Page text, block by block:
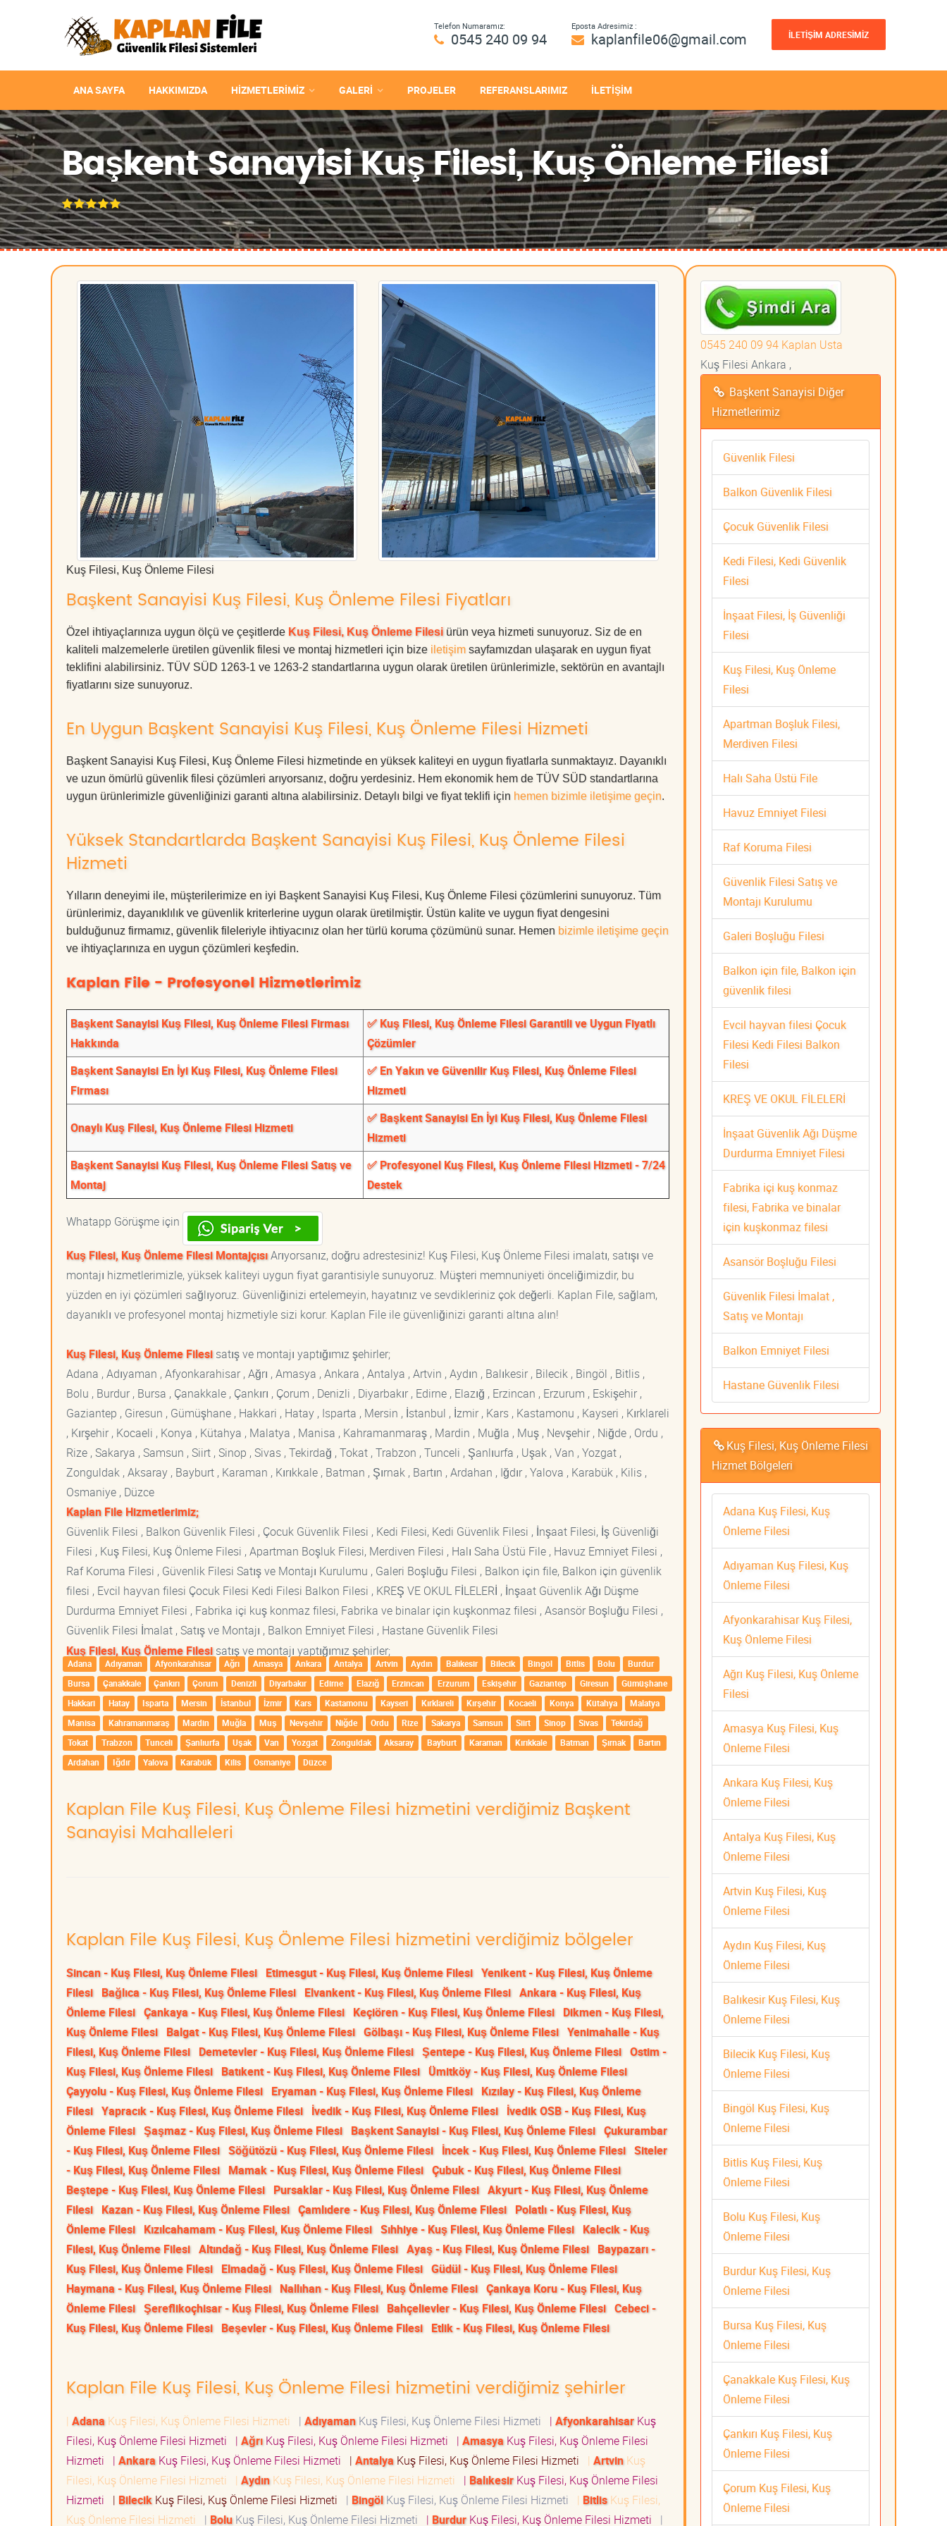
Telefon Numaramız:
0545 240 09 94
Eposta Adresimiz :
kaplanfile06@gmail.com İLETİŞİM ADRESİMİZ
ANA SAYFA HAKKIMIZDA HIZMETLERIMIZ GALERİ PROJELER REFERANSLARIMIZ İLETİŞİM
Başkent Sanayisi Kuş Filesi, Kuş Önleme Filesi
Kuş Filesi, Kuş Önleme Filesi
Başkent Sanayisi Kuş Filesi, Kuş Önleme Filesi Fiyatları
Özel ihtiyaçlarınıza uygun ölçü ve çeşitlerde Kuş Filesi, Kuş Önleme Filesi ürün veya hizmeti sunuyoruz. Siz de en
kaliteli malzemelerle üretilen güvenlik filesi ve montaj hizmetleri için bize iletişim sayfamızdan ulaşarak en uygun fiyat
teklifini alabilirsiniz. TÜV SÜD 1263-1 ve 1263-2 standartlarına uygun olarak üretilen ürünlerimizle, sektörün en avantajlı
fiyatlarını size sunuyoruz.
En Uygun Başkent Sanayisi Kuş Filesi, Kuş Önleme Filesi Hizmeti
Başkent Sanayisi Kuş Filesi, Kuş Önleme Filesi hizmetinde en yüksek kaliteyi en uygun fiyatlarla sunmaktayız. Dayanıklı
ve uzun ömürlü güvenlik filesi çözümleri arıyorsanız, doğru yerdesiniz. Hem ekonomik hem de TÜV SÜD standartlarına
uygun ürünlerimizle güvenliğinizi garanti altına alabilirsiniz. Detaylı bilgi ve fiyat teklifi için hemen bizimle iletişime geçin.
Yüksek Standartlarda Başkent Sanayisi Kuş Filesi, Kuş Önleme Filesi
Hizmeti
Yılların deneyimi ile, müşterilerimize en iyi Başkent Sanayisi Kuş Filesi, Kuş Önleme Filesi çözümlerini sunuyoruz. Tüm
ürünlerimiz, dayanıklılık ve güvenlik kriterlerine uygun olarak üretilmiştir. Üstün kalite ve uygun fiyat dengesini
bulduğunuz firmamız, güvenlik fileleriyle ihtiyacınız olan her türlü koruma çözümünü sunar. Hemen bizimle iletişime geçin
ve ihtiyaçlarınıza en uygun çözümleri keşfedin.
Kaplan File - Profesyonel Hizmetlerimiz
Başkent Sanayisi Kuş Filesi, Kuş Önleme Filesi Firması
Hakkında
✅ Kuş Filesi, Kuş Önleme Filesi Garantili ve Uygun Fiyatlı
Çözümler
Başkent Sanayisi En İyi Kuş Filesi, Kuş Önleme Filesi
Firması
✅ En Yakın ve Güvenilir Kuş Filesi, Kuş Önleme Filesi
Hizmeti
Onaylı Kuş Filesi, Kuş Önleme Filesi Hizmeti
✅ Başkent Sanayisi En İyi Kuş Filesi, Kuş Önleme Filesi
Hizmeti
Başkent Sanayisi Kuş Filesi, Kuş Önleme Filesi Satış ve
Montaj
✅ Profesyonel Kuş Filesi, Kuş Önleme Filesi Hizmeti - 7/24
Destek
Whatapp Görüşme için
Kuş Filesi, Kuş Önleme Filesi MontajçısıArıyorsanız, doğru adrestesiniz! Kuş Filesi, Kuş Önleme Filesi imalatı, satışı ve
montajı hizmetlerimizle, yüksek kaliteyi uygun fiyat garantisiyle sunuyoruz. Müşteri memnuniyeti önceliğimizdir, bu
yüzden en iyi çözümleri sağlıyoruz. Güvenliğinizi ertelemeyin, hayatınız ve sevdikleriniz çok değerli. Kaplan File, sağlam,
dayanıklı ve profesyonel montaj hizmetiyle sizi korur. Kaplan File ile güvenliğinizi garanti altına alın!
Kuş Filesi, Kuş Önleme Filesisatış ve montajı yaptığımız şehirler;
Adana , Adıyaman , Afyonkarahisar , Ağrı , Amasya , Ankara , Antalya , Artvin , Aydın , Balıkesir , Bilecik , Bingöl , Bitlis ,
Bolu , Burdur , Bursa , Çanakkale , Çankırı , Çorum , Denizli , Diyarbakır , Edirne , Elazığ , Erzincan , Erzurum , Eskişehir ,
Gaziantep , Giresun , Gümüşhane , Hakkari , Hatay , Isparta , Mersin , İstanbul , İzmir , Kars , Kastamonu , Kayseri , Kırklareli
, Kırşehir , Kocaeli , Konya , Kütahya , Malatya , Manisa , Kahramanmaraş , Mardin , Muğla , Muş , Nevşehir , Niğde , Ordu ,
Rize , Sakarya , Samsun , Siirt , Sinop , Sivas , Tekirdağ , Tokat , Trabzon , Tunceli , Şanlıurfa , Uşak , Van , Yozgat ,
Zonguldak , Aksaray , Bayburt , Karaman , Kırıkkale , Batman , Şırnak , Bartın , Ardahan , Iğdır , Yalova , Karabük , Kilis ,
Osmaniye , Düzce
Kaplan File Hizmetlerimiz;
Güvenlik Filesi , Balkon Güvenlik Filesi , Çocuk Güvenlik Filesi , Kedi Filesi, Kedi Güvenlik Filesi , İnşaat Filesi, İş Güvenliği
Filesi , Kuş Filesi, Kuş Önleme Filesi , Apartman Boşluk Filesi, Merdiven Filesi , Halı Saha Üstü File , Havuz Emniyet Filesi ,
Raf Koruma Filesi , Güvenlik Filesi Satış ve Montajı Kurulumu , Galeri Boşluğu Filesi , Balkon için file, Balkon için güvenlik
filesi , Evcil hayvan filesi Çocuk Filesi Kedi Filesi Balkon Filesi , KREŞ VE OKUL FİLELERİ , İnşaat Güvenlik Ağı Düşme
Durdurma Emniyet Filesi , Fabrika içi kuş konmaz filesi, Fabrika ve binalar için kuşkonmaz filesi , Asansör Boşluğu Filesi ,
Güvenlik Filesi İmalat , Satış ve Montajı , Balkon Emniyet Filesi , Hastane Güvenlik Filesi
Kuş Filesi, Kuş Önleme Filesisatış ve montajı yaptığımız şehirler;
Adana Adıyaman Afyonkarahisar Ağrı Amasya Ankara Antalya Artvin Aydın Balıkesir Bilecik Bingöl Bitlis Bolu
Burdur
Bursa
Çanakkale Çankırı Çorum Denizli Diyarbakır Edirne Elazığ Erzincan Erzurum Eskişehir Gaziantep Giresun
Gümüşhane
Hakkari
Hatay Isparta Mersin İstanbul İzmir Kars Kastamonu Kayseri Kırklareli Kırşehir Kocaeli Konya Kütahya
Malatya
Manisa
Kahramanmaraş Mardin Muğla Muş Nevşehir Niğde Ordu Rize Sakarya Samsun Siirt Sinop Sivas
Tekirdağ
Tokat
Trabzon Tunceli Şanlıurfa Uşak Van Yozgat Zonguldak Aksaray Bayburt Karaman Kırıkkale Batman Şırnak
Bartın
Ardahan
Iğdır Yalova Karabük Kilis Osmaniye Düzce
Kaplan File Kuş Filesi, Kuş Önleme Filesi hizmetini verdiğimiz Başkent
Sanayisi Mahalleleri
Kaplan File Kuş Filesi, Kuş Önleme Filesi hizmetini verdiğimiz bölgeler
Sincan - Kuş Filesi, Kuş Önleme Filesi Etimesgut - Kuş Filesi, Kuş Önleme Filesi Yenikent - Kuş Filesi, Kuş Önleme
Filesi Bağlıca - Kuş Filesi, Kuş Önleme Filesi Elvankent - Kuş Filesi, Kuş Önleme Filesi Ankara - Kuş Filesi, Kuş
Önleme Filesi Çankaya - Kuş Filesi, Kuş Önleme Filesi Keçiören - Kuş Filesi, Kuş Önleme Filesi Dikmen - Kuş Filesi,
Kuş Önleme Filesi Balgat - Kuş Filesi, Kuş Önleme Filesi Gölbaşı - Kuş Filesi, Kuş Önleme Filesi Yenimahalle - Kuş
Filesi, Kuş Önleme Filesi Demetevler - Kuş Filesi, Kuş Önleme Filesi Şentepe - Kuş Filesi, Kuş Önleme Filesi Ostim -
Kuş Filesi, Kuş Önleme Filesi Batıkent - Kuş Filesi, Kuş Önleme Filesi Ümitköy - Kuş Filesi, Kuş Önleme Filesi
Çayyolu - Kuş Filesi, Kuş Önleme Filesi Eryaman - Kuş Filesi, Kuş Önleme Filesi Kızılay - Kuş Filesi, Kuş Önleme
Filesi Yapracık - Kuş Filesi, Kuş Önleme Filesi İvedik - Kuş Filesi, Kuş Önleme Filesi İvedik OSB - Kuş Filesi, Kuş
Önleme Filesi Şaşmaz - Kuş Filesi, Kuş Önleme Filesi Başkent Sanayisi - Kuş Filesi, Kuş Önleme Filesi Çukurambar
- Kuş Filesi, Kuş Önleme Filesi Söğütözü - Kuş Filesi, Kuş Önleme Filesi İncek - Kuş Filesi, Kuş Önleme Filesi Siteler
- Kuş Filesi, Kuş Önleme Filesi Mamak - Kuş Filesi, Kuş Önleme Filesi Çubuk - Kuş Filesi, Kuş Önleme Filesi
Beştepe - Kuş Filesi, Kuş Önleme Filesi Pursaklar - Kuş Filesi, Kuş Önleme Filesi Akyurt - Kuş Filesi, Kuş Önleme
Filesi Kazan - Kuş Filesi, Kuş Önleme Filesi Çamlıdere - Kuş Filesi, Kuş Önleme Filesi Polatlı - Kuş Filesi, Kuş
Önleme Filesi Kızılcahamam - Kuş Filesi, Kuş Önleme Filesi Sıhhiye - Kuş Filesi, Kuş Önleme Filesi Kalecik - Kuş
Filesi, Kuş Önleme Filesi Altındağ - Kuş Filesi, Kuş Önleme Filesi Ayaş - Kuş Filesi, Kuş Önleme Filesi Baypazarı -
Kuş Filesi, Kuş Önleme Filesi Elmadağ - Kuş Filesi, Kuş Önleme Filesi Güdül - Kuş Filesi, Kuş Önleme Filesi
Haymana - Kuş Filesi, Kuş Önleme Filesi Nallıhan - Kuş Filesi, Kuş Önleme Filesi Çankaya Koru - Kuş Filesi, Kuş
Önleme Filesi Şereflikoçhisar - Kuş Filesi, Kuş Önleme Filesi Bahçelievler - Kuş Filesi, Kuş Önleme Filesi Cebeci -
Kuş Filesi, Kuş Önleme Filesi Beşevler - Kuş Filesi, Kuş Önleme Filesi Etlik - Kuş Filesi, Kuş Önleme Filesi
Kaplan File Kuş Filesi, Kuş Önleme Filesi hizmetini verdiğimiz şehirler
| Adana Kuş Filesi, Kuş Önleme Filesi Hizmeti | AdıyamanKuş Filesi, Kuş Önleme Filesi Hizmeti | Afyonkarahisar Kuş
Filesi, Kuş Önleme Filesi Hizmeti
| AğrıKuş Filesi, Kuş Önleme Filesi Hizmeti | Amasya Kuş Filesi, Kuş Önleme Filesi
Hizmeti
| Ankara Kuş Filesi, Kuş Önleme Filesi Hizmeti | Antalya Kuş Filesi, Kuş Önleme Filesi Hizmeti | ArtvinKuş
Filesi, Kuş Önleme Filesi Hizmeti
| AydınKuş Filesi, Kuş Önleme Filesi Hizmeti | Balıkesir Kuş Filesi, Kuş Önleme Filesi
Hizmeti
| Bilecik Kuş Filesi, Kuş Önleme Filesi Hizmeti | BingölKuş Filesi, Kuş Önleme Filesi Hizmeti | BitlisKuş Filesi,
Kuş Önleme Filesi Hizmeti
| BoluKuş Filesi, Kuş Önleme Filesi Hizmeti | Burdur Kuş Filesi, Kuş Önleme Filesi Hizmeti |
0545 240 09 94 Kaplan Usta
Kuş Filesi Ankara ,
Başkent Sanayisi Diğer
Hizmetlerimiz
Güvenlik Filesi
Balkon Güvenlik Filesi
Çocuk Güvenlik Filesi
Kedi Filesi, Kedi Güvenlik
Filesi
İnşaat Filesi, İş Güvenliği
Filesi
Kuş Filesi, Kuş Önleme
Filesi
Apartman Boşluk Filesi,
Merdiven Filesi
Halı Saha Üstü File
Havuz Emniyet Filesi
Raf Koruma Filesi
Güvenlik Filesi Satış ve
Montajı Kurulumu
Galeri Boşluğu Filesi
Balkon için file, Balkon için
güvenlik filesi
Evcil hayvan filesi Çocuk
Filesi Kedi Filesi Balkon
Filesi
KREŞ VE OKUL FİLELERİ
İnşaat Güvenlik Ağı Düşme
Durdurma Emniyet Filesi
Fabrika içi kuş konmaz
filesi, Fabrika ve binalar
için kuşkonmaz filesi
Asansör Boşluğu Filesi
Güvenlik Filesi İmalat ,
Satış ve Montajı
Balkon Emniyet Filesi
Hastane Güvenlik Filesi
Kuş Filesi, Kuş Önleme Filesi
Hizmet Bölgeleri
Adana Kuş Filesi, Kuş
Önleme Filesi
Adıyaman Kuş Filesi, Kuş
Önleme Filesi
Afyonkarahisar Kuş Filesi,
Kuş Önleme Filesi
Ağrı Kuş Filesi, Kuş Önleme
Filesi
Amasya Kuş Filesi, Kuş
Önleme Filesi
Ankara Kuş Filesi, Kuş
Önleme Filesi
Antalya Kuş Filesi, Kuş
Önleme Filesi
Artvin Kuş Filesi, Kuş
Önleme Filesi
Aydın Kuş Filesi, Kuş
Önleme Filesi
Balıkesir Kuş Filesi, Kuş
Önleme Filesi
Bilecik Kuş Filesi, Kuş
Önleme Filesi
Bingöl Kuş Filesi, Kuş
Önleme Filesi
Bitlis Kuş Filesi, Kuş
Önleme Filesi
Bolu Kuş Filesi, Kuş
Önleme Filesi
Burdur Kuş Filesi, Kuş
Önleme Filesi
Bursa Kuş Filesi, Kuş
Önleme Filesi
Çanakkale Kuş Filesi, Kuş
Önleme Filesi
Çankırı Kuş Filesi, Kuş
Önleme Filesi
Çorum Kuş Filesi, Kuş
Önleme Filesi